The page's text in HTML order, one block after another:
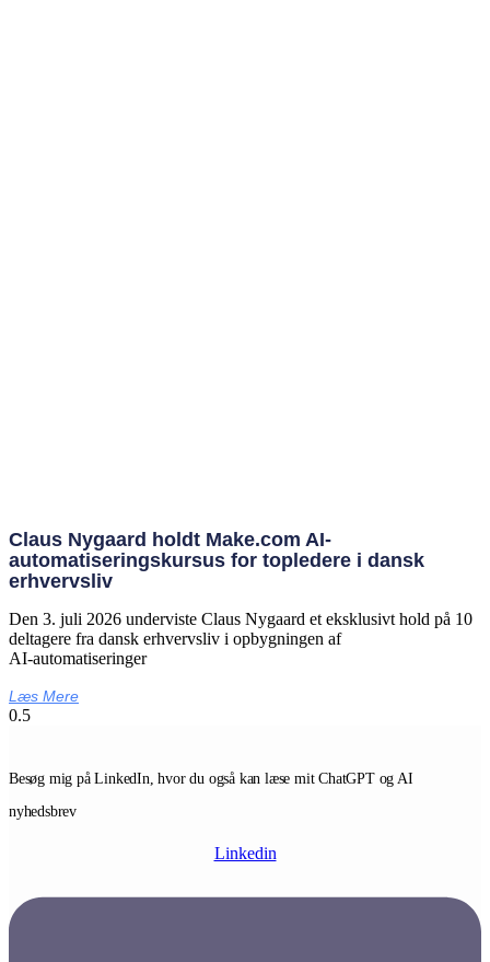
Claus Nygaard holdt Make.com AI-
automatiseringskursus for topledere i dansk
erhvervsliv
Den 3. juli 2026 underviste Claus Nygaard et eksklusivt hold på 10
deltagere fra dansk erhvervsliv i opbygningen af
AI‑automatiseringer
Læs Mere
Besøg mig på LinkedIn, hvor du også kan læse mit ChatGPT og AI
nyhedsbrev
Linkedin